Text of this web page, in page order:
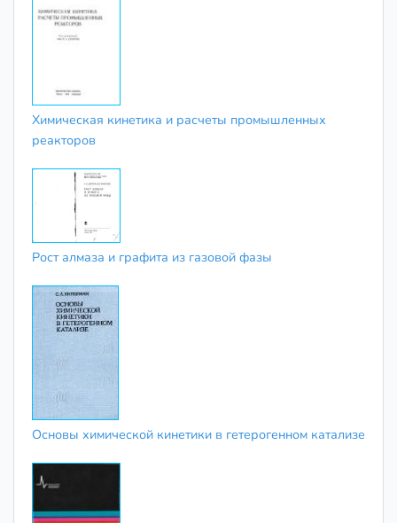
Химическая кинетика и расчеты промышленных
реакторов
Рост алмаза и графита из газовой фазы
Основы химической кинетики в гетерогенном катализе